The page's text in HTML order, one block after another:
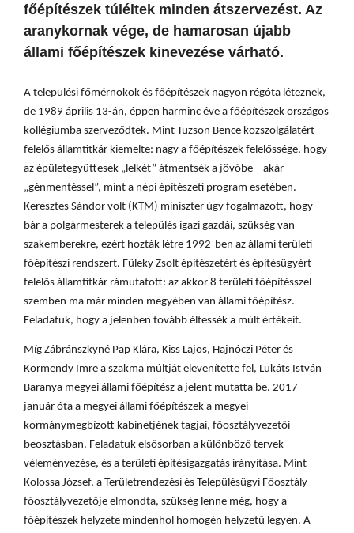
főépítészek túléltek minden átszervezést. Az
aranykornak vége, de hamarosan újabb
állami főépítészek kinevezése várható.
A települési főmérnökök és főépítészek nagyon régóta léteznek,
de 1989 április 13-án, éppen harminc éve a főépítészek országos
kollégiumba szerveződtek. Mint Tuzson Bence közszolgálatért
felelős államtitkár kiemelte: nagy a főépítészek felelőssége, hogy
az épületegyüttesek „lelkét” átmentsék a jövőbe – akár
„génmentéssel”, mint a népi építészeti program esetében.
Keresztes Sándor volt (KTM) miniszter úgy fogalmazott, hogy
bár a polgármesterek a település igazi gazdái, szükség van
szakemberekre, ezért hozták létre 1992-ben az állami területi
főépítészi rendszert. Füleky Zsolt építészetért és építésügyért
felelős államtitkár rámutatott: az akkor 8 területi főépítésszel
szemben ma már minden megyében van állami főépítész.
Feladatuk, hogy a jelenben tovább éltessék a múlt értékeit.
Míg Zábránszkyné Pap Klára, Kiss Lajos, Hajnóczi Péter és
Körmendy Imre a szakma múltját elevenítette fel, Lukáts István
Baranya megyei állami főépítész a jelent mutatta be. 2017
január óta a megyei állami főépítészek a megyei
kormánymegbízott kabinetjének tagjai, főosztályvezetői
beosztásban. Feladatuk elsősorban a különböző tervek
véleményezése, és a területi építésigazgatás irányítása. Mint
Kolossa József, a Területrendezési és Településügyi Főosztály
főosztályvezetője elmondta, szükség lenne még, hogy a
főépítészek helyzete mindenhol homogén helyzetű legyen. A